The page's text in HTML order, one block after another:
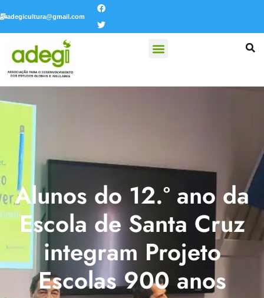
adegicultura@gmail.com
Alunos do 12.º ano da
Escola de Santa Cruz
integram Projeto
Escolas 900 anos